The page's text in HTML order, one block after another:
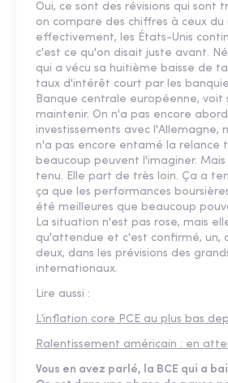
Oui, ce sont des révisions qui sont
on compare des chiffres à ceux du
effectivement, les États-Unis
c'est ce qu'on disait juste avant.
qui a vécu sa huitième baisse de
taux d'intérêt court par les
Banque centrale européenne, voit
maintenir. On n'a pas encore
investissements avec l'Allemagne,
n'a pas encore entamé la relance
beaucoup peuvent l'imaginer.
tenu. Elle part de très loin. Ça a
ça que les performances
été meilleures que beaucoup
La situation n'est pas rose, mais
qu'attendue et c'est confirmé, un,
deux, dans les prévisions des
internationaux.
Lire aussi :
L’inflation core PCE au plus bas
Ralentissement américain : en
Vous en avez parlé, la BCE qui a